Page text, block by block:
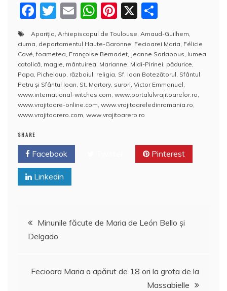
F
c
e
b
o
o
k
T
w
itt
er
E
m
ai
l
W
h
at
s
A
p
p
Pi
nt
er
e
st
X
a
rt
aj
e
a
z
Apariţia, Arhiepiscopul de Toulouse, Arnaud-Guilhem,
ciuma, departamentul Haute-Garonne, Fecioarei Maria, Félicie
Cavé,foametea, Françoise Bernadet, Jeanne Sarlabous, lumea
catolică, magie, mântuirea, Marianne, Midi-Pirinei, pădurice,
Papa, Picheloup, războiul, religia, Sf. Ioan Botezătorul, Sfântul
Petru și Sfântul Ioan, St. Martory, surori, Victor Emmanuel,
www.international-witches.com, www.portalulvrajitoarelor.ro,
www.vrajitoare-online.com, www.vrajitoareledinromania.ro,
www.vrajitoarero.com, www.vrajitoarero.ro
SHARE
Facebook Pinterest
Linkedin
Navigare
articole
Minunile făcute de Maria de León Bello şi
Delgado
Fecioara Maria a apărut de 18 ori la grota de la
Massabielle